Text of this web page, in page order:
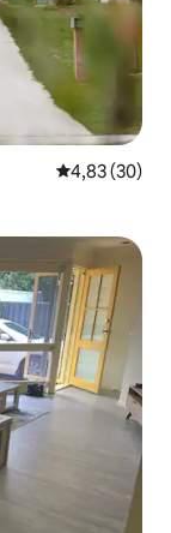
Gemiddelde
4,83 (30)